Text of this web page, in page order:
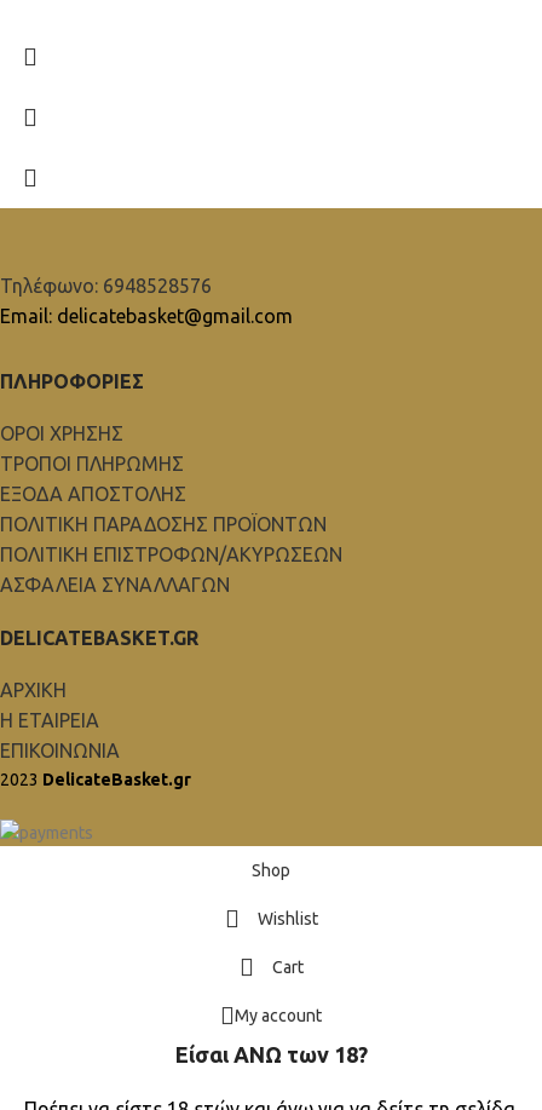
Τηλέφωνο: 6948528576
Email: delicatebasket@gmail.com
ΠΛΗΡΟΦΟΡΙΕΣ
ΟΡΟΙ ΧΡΗΣΗΣ
ΤΡΟΠΟΙ ΠΛΗΡΩΜΗΣ
ΕΞΟΔΑ ΑΠΟΣΤΟΛΗΣ
ΠΟΛΙΤΙΚΗ ΠΑΡΑΔΟΣΗΣ ΠΡΟΪΟΝΤΩΝ
ΠΟΛΙΤΙΚΗ ΕΠΙΣΤΡΟΦΩΝ/ΑΚΥΡΩΣΕΩΝ
ΑΣΦΑΛΕΙΑ ΣΥΝΑΛΛΑΓΩΝ
DELICATEBASKET.GR
ΑΡΧΙΚΗ
Η ΕΤΑΙΡΕΙΑ
ΕΠΙΚΟΙΝΩΝΙΑ
2023 DelicateBasket.gr
Shop
Wishlist
Cart
My account
Είσαι ΑΝΩ των 18?